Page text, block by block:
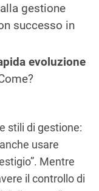
gestione
successo in
evoluzione
stili di gestione:
usare
Mentre
il controllo di